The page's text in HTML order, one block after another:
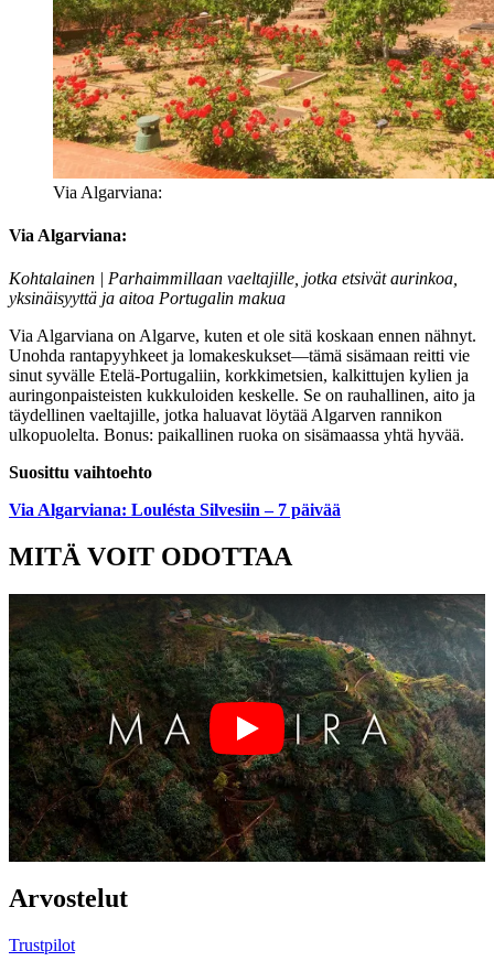
Via Algarviana:
Via Algarviana:
Kohtalainen | Parhaimmillaan vaeltajille, jotka etsivät aurinkoa,
yksinäisyyttä ja aitoa Portugalin makua
Via Algarviana on Algarve, kuten et ole sitä koskaan ennen nähnyt.
Unohda rantapyyhkeet ja lomakeskukset—tämä sisämaan reitti vie
sinut syvälle Etelä-Portugaliin, korkkimetsien, kalkittujen kylien ja
auringonpaisteisten kukkuloiden keskelle. Se on rauhallinen, aito ja
täydellinen vaeltajille, jotka haluavat löytää Algarven rannikon
ulkopuolelta. Bonus: paikallinen ruoka on sisämaassa yhtä hyvää.
Suosittu vaihtoehto
Via Algarviana: Loulésta Silvesiin – 7 päivää
MITÄ VOIT ODOTTAA
Arvostelut
Trustpilot